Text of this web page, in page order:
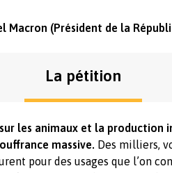
Macron (Président de la
La pétition
les animaux et la production
massive. Des milliers,
pour des usages que l’on